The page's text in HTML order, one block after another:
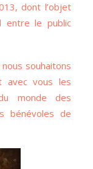
dont l’objet
entre le public
souhaitons
avec vous les
monde des
bénévoles de